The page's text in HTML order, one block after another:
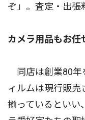
ぞ」。査定・出張
カメラ用品もお任
同店は創業80年
ィルムは現行販売
揃っているといい